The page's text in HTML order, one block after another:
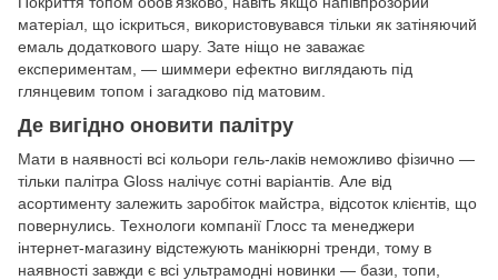
матеріал, що іскриться, використовувався тільки як затіняючий
емаль додаткового шару. Зате ніщо не заважає
експериментам, — шиммери ефектно виглядають під
глянцевим топом і загадково під матовим.
Де вигідно оновити палітру
Мати в наявності всі кольори гель-лаків неможливо фізично —
тільки палітра Gloss налічує сотні варіантів. Але від
асортименту залежить заробіток майстра, відсоток клієнтів, що
повернулись. Технологи компанії Глосс та менеджери
інтернет-магазину відстежують манікюрні тренди, тому в
наявності завжди є всі ультрамодні новинки — бази, топи,